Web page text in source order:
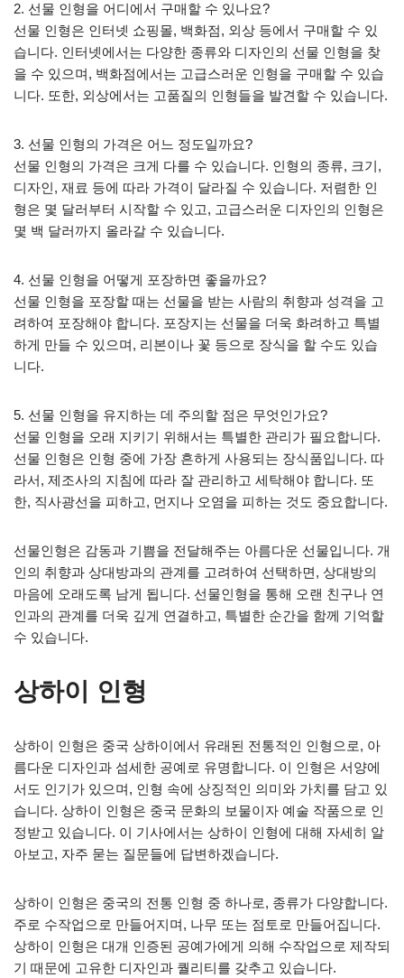
2. 선물 인형을 어디에서 구매할 수 있나요?
선물 인형은 인터넷 쇼핑몰, 백화점, 외상 등에서 구매할 수 있
습니다. 인터넷에서는 다양한 종류와 디자인의 선물 인형을 찾
을 수 있으며, 백화점에서는 고급스러운 인형을 구매할 수 있습
니다. 또한, 외상에서는 고품질의 인형들을 발견할 수 있습니다.
3. 선물 인형의 가격은 어느 정도일까요?
선물 인형의 가격은 크게 다를 수 있습니다. 인형의 종류, 크기,
디자인, 재료 등에 따라 가격이 달라질 수 있습니다. 저렴한 인
형은 몇 달러부터 시작할 수 있고, 고급스러운 디자인의 인형은
몇 백 달러까지 올라갈 수 있습니다.
4. 선물 인형을 어떻게 포장하면 좋을까요?
선물 인형을 포장할 때는 선물을 받는 사람의 취향과 성격을 고
려하여 포장해야 합니다. 포장지는 선물을 더욱 화려하고 특별
하게 만들 수 있으며, 리본이나 꽃 등으로 장식을 할 수도 있습
니다.
5. 선물 인형을 유지하는 데 주의할 점은 무엇인가요?
선물 인형을 오래 지키기 위해서는 특별한 관리가 필요합니다.
선물 인형은 인형 중에 가장 흔하게 사용되는 장식품입니다. 따
라서, 제조사의 지침에 따라 잘 관리하고 세탁해야 합니다. 또
한, 직사광선을 피하고, 먼지나 오염을 피하는 것도 중요합니다.
선물인형은 감동과 기쁨을 전달해주는 아름다운 선물입니다. 개
인의 취향과 상대방과의 관계를 고려하여 선택하면, 상대방의
마음에 오래도록 남게 됩니다. 선물인형을 통해 오랜 친구나 연
인과의 관계를 더욱 깊게 연결하고, 특별한 순간을 함께 기억할
수 있습니다.
상하이 인형
상하이 인형은 중국 상하이에서 유래된 전통적인 인형으로, 아
름다운 디자인과 섬세한 공예로 유명합니다. 이 인형은 서양에
서도 인기가 있으며, 인형 속에 상징적인 의미와 가치를 담고 있
습니다. 상하이 인형은 중국 문화의 보물이자 예술 작품으로 인
정받고 있습니다. 이 기사에서는 상하이 인형에 대해 자세히 알
아보고, 자주 묻는 질문들에 답변하겠습니다.
상하이 인형은 중국의 전통 인형 중 하나로, 종류가 다양합니다.
주로 수작업으로 만들어지며, 나무 또는 점토로 만들어집니다.
상하이 인형은 대개 인증된 공예가에게 의해 수작업으로 제작되
기 때문에 고유한 디자인과 퀄리티를 갖추고 있습니다.